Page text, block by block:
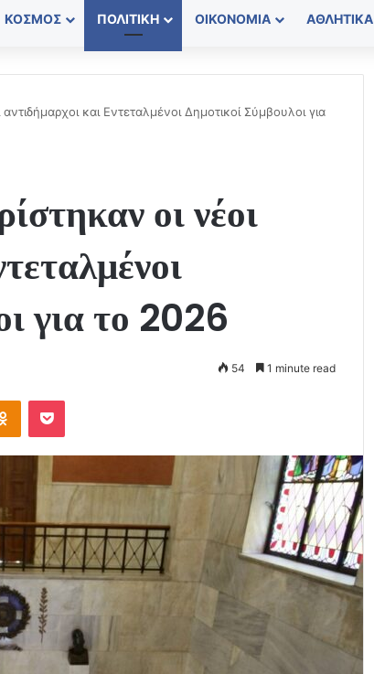
ΚΌΣΜΟΣ ΠΟΛΙΤΙΚΉ ΟΙΚΟΝΟΜΊΑ ΑΘΛΗΤΙΚΆ
και Εντεταλμένοι Δημοτικοί Σύμβουλοι για
οι νέοι
για το 2026
54 1 minute read
Odnoklassniki
Pocket